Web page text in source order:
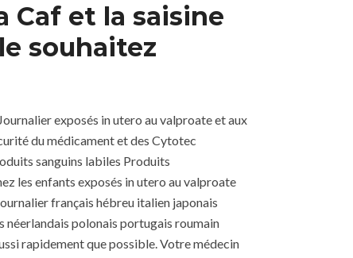
Caf et la saisine
souhaitez
exposés in utero au valproate et aux
du médicament et des Cytotec
sanguins labiles Produits
les enfants exposés in utero au valproate
français hébreu italien japonais
néerlandais polonais portugais roumain
rapidement que possible. Votre médecin